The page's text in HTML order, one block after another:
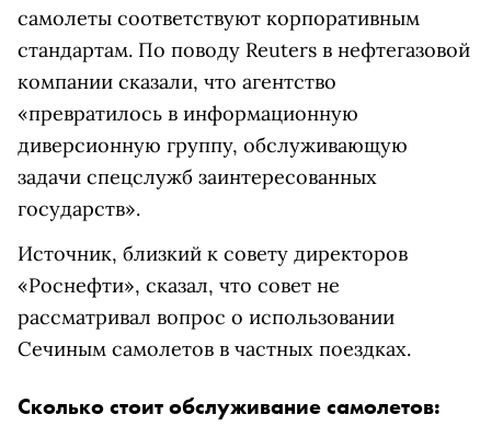
самолеты соответствуют корпоративным
стандартам. По поводу Reuters в нефтегазовой
компании сказали, что агентство
«превратилось в информационную
диверсионную группу, обслуживающую
задачи спецслужб заинтересованных
государств».
Источник, близкий к совету директоров
«Роснефти», сказал, что совет не
рассматривал вопрос о использовании
Сечиным самолетов в частных поездках.
Сколько стоит обслуживание самолетов: